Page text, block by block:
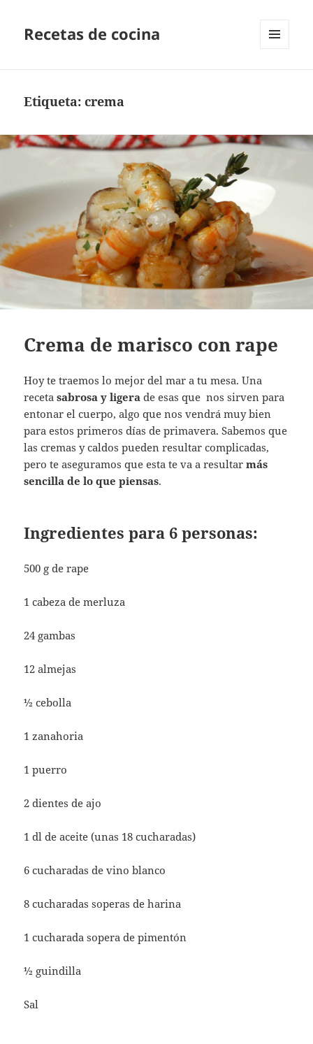
Recetas de cocina
Etiqueta:crema
Crema de marisco con rape
Hoy te traemos lo mejor del mar a tu mesa. Una
recetasabrosa y ligera de esas que nos sirven para
entonar el cuerpo, algo que nos vendrá muy bien
para estos primeros días de primavera. Sabemos que
las cremas y caldos pueden resultar complicadas,
pero te aseguramos que esta te va a resultar más
sencilla de lo que piensas.
Ingredientes para 6 personas:
500 g de rape
1 cabeza de merluza
24 gambas
12 almejas
½ cebolla
1 zanahoria
1 puerro
2 dientes de ajo
1 dl de aceite (unas 18 cucharadas)
6 cucharadas de vino blanco
8 cucharadas soperas de harina
1 cucharada sopera de pimentón
½ guindilla
Sal